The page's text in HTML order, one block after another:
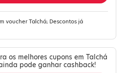
voucher Talchá; Descontos já
os melhores cupons em Talchá
pode ganhar cashback!